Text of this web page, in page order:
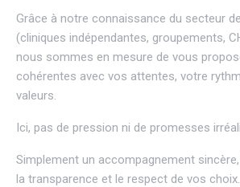
Grâce à notre connaissance du secteur
(cliniques indépendantes, groupements,
nous sommes en mesure de vous
cohérentes avec vos attentes, votre
valeurs.
Ici, pas de pression ni de promesses
Simplement un accompagnement
la transparence et le respect de vos choix.